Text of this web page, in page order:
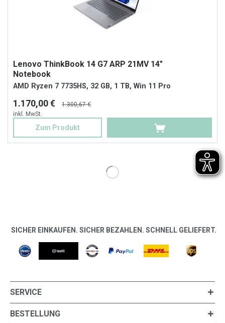
Lenovo ThinkBook 14 G7 ARP 21MV 14"
Notebook
AMD Ryzen 7 7735HS, 32 GB, 1 TB, Win 11 Pro
1.170,00 €
1.300,67 €
inkl. MwSt.
Zum Produkt
SICHER EINKAUFEN. SICHER BEZAHLEN. SCHNELL GELIEFERT.
SERVICE
BESTELLUNG